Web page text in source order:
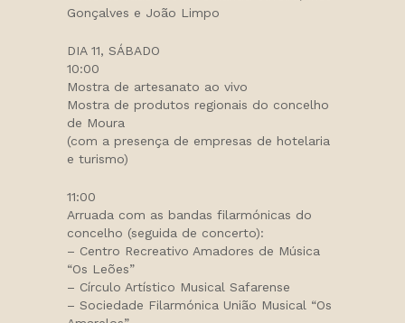
Gonçalves e João Limpo
DIA 11, SÁBADO
10:00
Mostra de artesanato ao vivo
Mostra de produtos regionais do concelho
de Moura
(com a presença de empresas de hotelaria
e turismo)
11:00
Arruada com as bandas filarmónicas do
concelho (seguida de concerto):
– Centro Recreativo Amadores de Música
“Os Leões”
– Círculo Artístico Musical Safarense
– Sociedade Filarmónica União Musical “Os